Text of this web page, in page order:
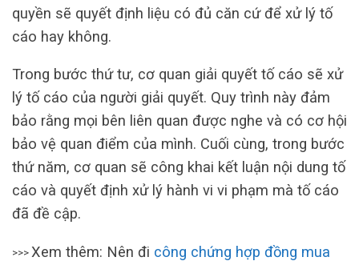
quyền sẽ quyết định liệu có đủ căn cứ để xử lý tố
cáo hay không.
Trong bước thứ tư, cơ quan giải quyết tố cáo sẽ xử
lý tố cáo của người giải quyết. Quy trình này đảm
bảo rằng mọi bên liên quan được nghe và có cơ hội
bảo vệ quan điểm của mình. Cuối cùng, trong bước
thứ năm, cơ quan sẽ công khai kết luận nội dung tố
cáo và quyết định xử lý hành vi vi phạm mà tố cáo
đã đề cập.
>>> Xem thêm: Nên đi công chứng hợp đồng mua